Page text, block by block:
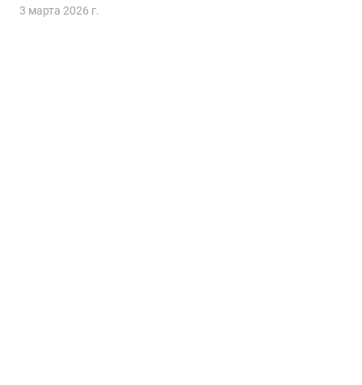
3 марта 2026 г.